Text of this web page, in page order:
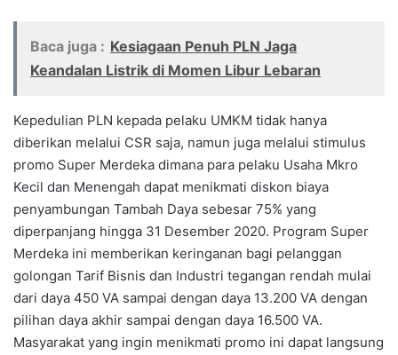
Baca juga : Kesiagaan Penuh PLN Jaga
Keandalan Listrik di Momen Libur Lebaran
Kepedulian PLN kepada pelaku UMKM tidak hanya
diberikan melalui CSR saja, namun juga melalui stimulus
promo Super Merdeka dimana para pelaku Usaha Mkro
Kecil dan Menengah dapat menikmati diskon biaya
penyambungan Tambah Daya sebesar 75% yang
diperpanjang hingga 31 Desember 2020. Program Super
Merdeka ini memberikan keringanan bagi pelanggan
golongan Tarif Bisnis dan Industri tegangan rendah mulai
dari daya 450 VA sampai dengan daya 13.200 VA dengan
pilihan daya akhir sampai dengan daya 16.500 VA.
Masyarakat yang ingin menikmati promo ini dapat langsung